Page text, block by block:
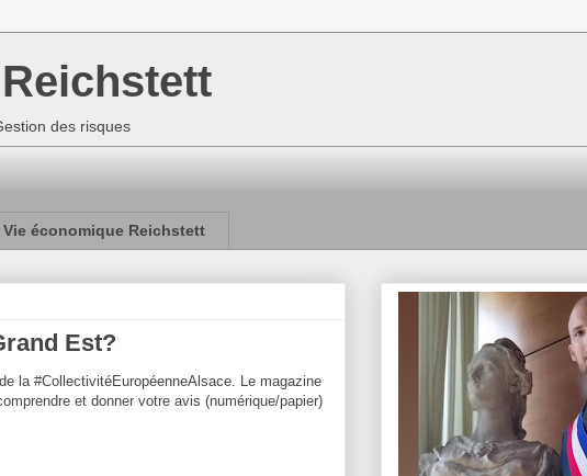
des risques
Vie économique Reichstett
Est?
la #CollectivitéEuropéenneAlsace. Le magazine
et donner votre avis (numérique/papier)